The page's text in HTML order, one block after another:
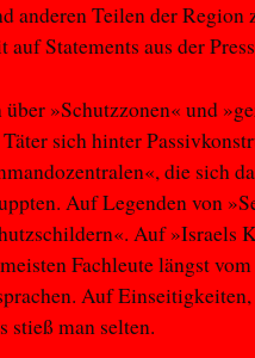
anderen Teilen der
Statements aus der
»Schutzzonen« und
sich hinter
die sich
Auf Legenden von
Auf »Israels
Fachleute längst
Auf Einseitigkeiten,
stieß man selten.